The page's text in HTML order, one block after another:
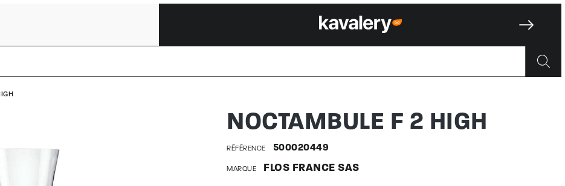
F 2 HIGH |
NOCTAMBULE F 2 HIGH
RÉFÉRENCE 500020449
MARQUE FLOS FRANCE SAS